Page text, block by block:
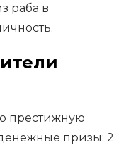
раба в
престижную
призы: 2